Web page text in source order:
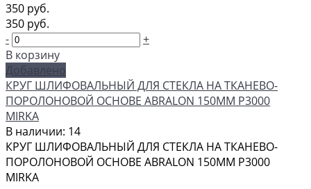
350 руб.
350 руб.
-
+
В корзину
Добавлено
КРУГ ШЛИФОВАЛЬНЫЙ ДЛЯ СТЕКЛА НА ТКАНЕВО-
ПОРОЛОНОВОЙ ОСНОВЕ ABRALON 150ММ P3000
MIRKA
В наличии: 14
КРУГ ШЛИФОВАЛЬНЫЙ ДЛЯ СТЕКЛА НА ТКАНЕВО-
ПОРОЛОНОВОЙ ОСНОВЕ ABRALON 150ММ P3000
MIRKA